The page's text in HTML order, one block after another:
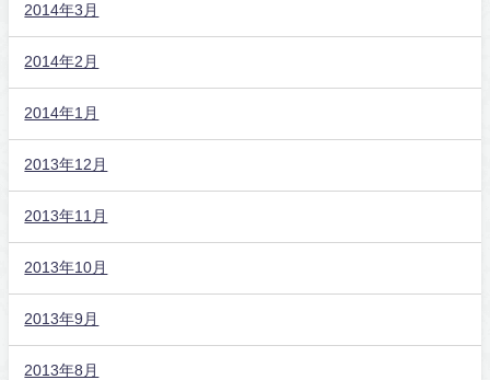
2014年3月
2014年2月
2014年1月
2013年12月
2013年11月
2013年10月
2013年9月
2013年8月